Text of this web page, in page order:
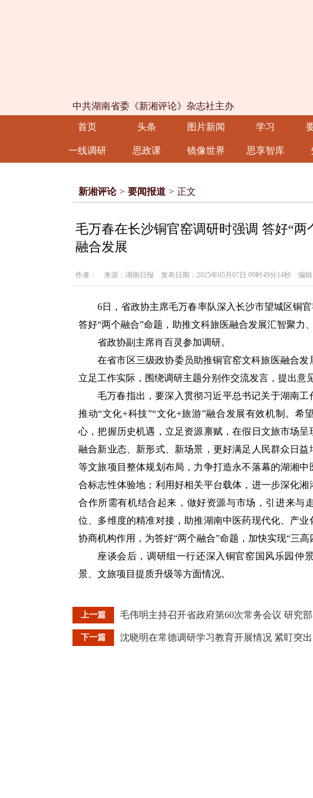
中共湖南省委《新湘评论》杂志社主办
首页 头条 图片新闻 学习
一线调研 思政课 镜像世界 思享智库
新湘评论 > 要闻报道 > 正文
毛万春在长沙铜官窑调研时强调 答好“
融合发展
作者： 来源：湖南日报 发布日期：2025年05月07日 09时49分14秒 编辑
6日，省政协主席毛万春率队深入长沙市望城区铜
答好“两个融合”命题，助推文科旅医融合发展汇智聚力
省政协副主席肖百灵参加调研。
在省市区三级政协委员助推铜官窑文科旅医融合
立足工作实际，围绕调研主题分别作交流发言，提出意
毛万春指出，要深入贯彻习近平总书记关于湖南
推动“文化+科技”“文化+旅游”融合发展有效机制。希
心，把握历史机遇，立足资源禀赋，在假日文旅市场
融合新业态、新形式、新场景，更好满足人民群众日
等文旅项目整体规划布局，力争打造永不落幕的湖湘
合标志性体验地；利用好相关平台载体，进一步深化湘
合作所需有机结合起来，做好资源与市场，引进来与
位、多维度的精准对接，助推湖南中医药现代化、产
协商机构作用，为答好“两个融合”命题，加快实现“三高
座谈会后，调研组一行还深入铜官窑国风乐园仲
景、文旅项目提质升级等方面情况。
上一篇
下一篇